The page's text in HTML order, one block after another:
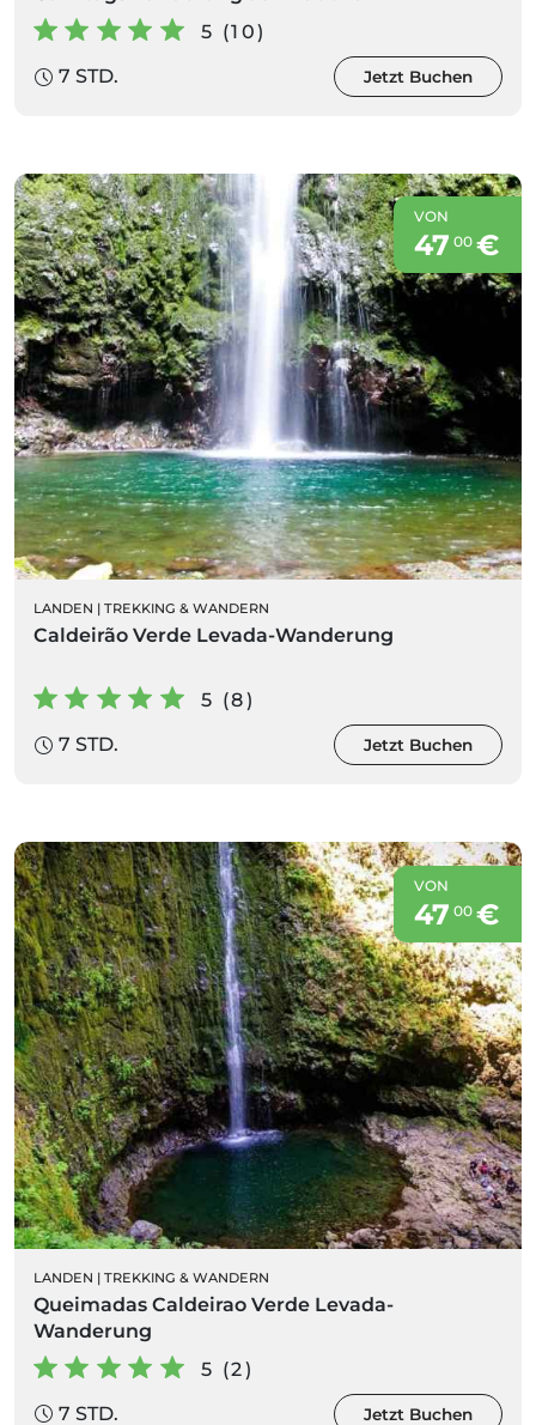
5 (10)
7 STD.
Jetzt Buchen
VON
47 00€
LANDEN | TREKKING & WANDERN
Caldeirão Verde Levada-Wanderung
5 (8)
7 STD.
Jetzt Buchen
VON
47 00€
LANDEN | TREKKING & WANDERN
Queimadas Caldeirao Verde Levada-
Wanderung
5 (2)
7 STD.
Jetzt Buchen